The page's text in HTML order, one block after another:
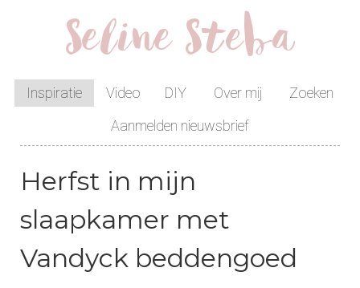
Seline Steba
Inspiratie Video DIY Over mij
Zoeken
Aanmelden nieuwsbrief
Herfst in mijn
slaapkamer met
Vandyck beddengoed